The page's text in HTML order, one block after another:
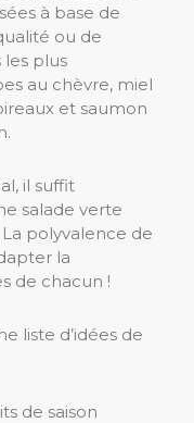
à base de
ou de
les plus
au chèvre, miel
et saumon
il suffit
salade verte
polyvalence de
la
de chacun !
liste d’idées de
de saison